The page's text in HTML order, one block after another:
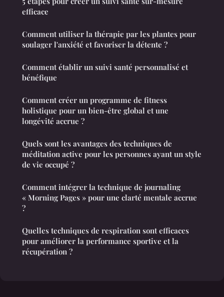
efficace
Comment utiliser la thérapie par les plantes pour
soulager l'anxiété et favoriser la détente ?
Comment établir un suivi santé personnalisé et
bénéfique
Comment créer un programme de fitness
holistique pour un bien-être global et une
longévité accrue ?
Quels sont les avantages des techniques de
méditation active pour les personnes ayant un style
de vie occupé ?
Comment intégrer la technique de journaling
« Morning Pages » pour une clarté mentale accrue
?
Quelles techniques de respiration sont efficaces
pour améliorer la performance sportive et la
récupération ?